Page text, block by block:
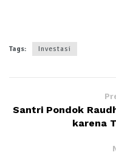
Tags: Investasi
Santri Pondok
karena